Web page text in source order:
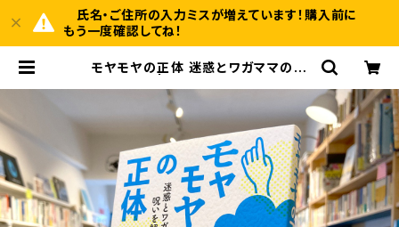
氏名・ご住所の入力ミスが増えています！購入前に
もう一度確認してね！
モヤモヤの正体 迷惑とワガママの呪